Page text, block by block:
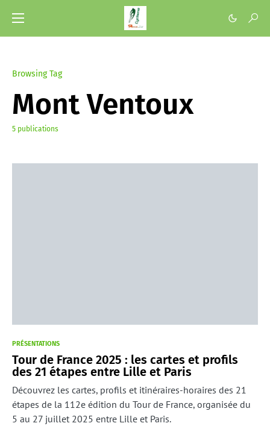
Browsing Tag
Mont Ventoux
5 publications
PRÉSENTATIONS
Tour de France 2025 : les cartes et profils
des 21 étapes entre Lille et Paris
Découvrez les cartes, profils et itinéraires-horaires des 21
étapes de la 112e édition du Tour de France, organisée du
5 au 27 juillet 2025 entre Lille et Paris.